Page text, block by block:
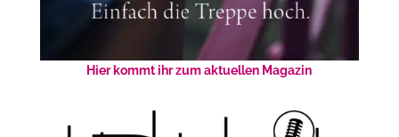
Hier kommt ihr zum aktuellen Magazin